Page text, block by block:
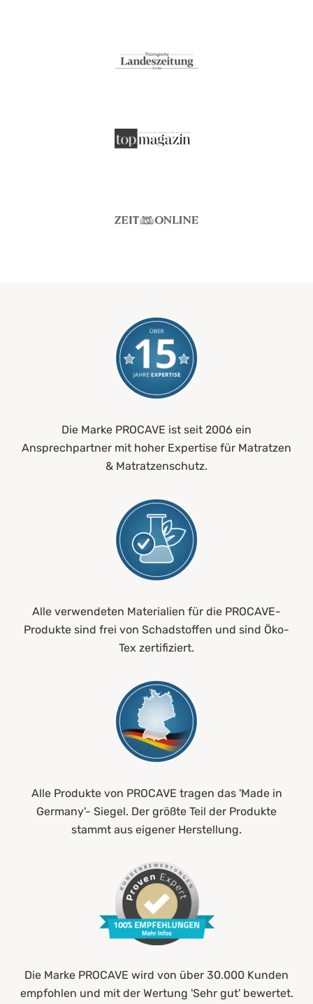
Die Marke PROCAVE ist seit 2006 ein
Ansprechpartner mit hoher Expertise für Matratzen
& Matratzenschutz.
Alle verwendeten Materialien für die PROCAVE-
Produkte sind frei von Schadstoffen und sind Öko-
Tex zertifiziert.
Alle Produkte von PROCAVE tragen das 'Made in
Germany'- Siegel. Der größte Teil der Produkte
stammt aus eigener Herstellung.
Die Marke PROCAVE wird von über 30.000 Kunden
empfohlen und mit der Wertung 'Sehr gut' bewertet.